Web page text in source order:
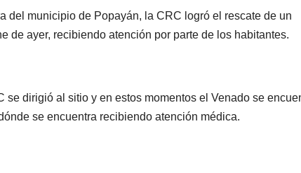
del municipio de Popayán, la CRC logró el rescate de un
de ayer, recibiendo atención por parte de los habitantes.
dirigió al sitio y en estos momentos el Venado se
se encuentra recibiendo atención médica.